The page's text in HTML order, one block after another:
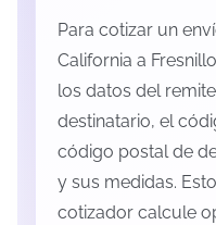
Para cotizar un
California a
los datos del
destinatario, el
código postal de
y sus medidas.
cotizador calcule